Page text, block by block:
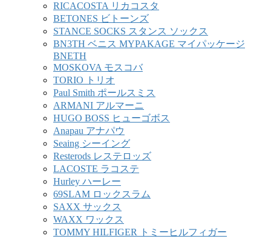
RICACOSTA リカコスタ
BETONES ビトーンズ
STANCE SOCKS スタンス ソックス
BN3TH ベニス MYPAKAGE マイパッケージ
BNETH
MOSKOVA モスコバ
TORIO トリオ
Paul Smith ポールスミス
ARMANI アルマーニ
HUGO BOSS ヒューゴボス
Anapau アナパウ
Seaing シーイング
Resterods レステロッズ
LACOSTE ラコステ
Hurley ハーレー
69SLAM ロックスラム
SAXX サックス
WAXX ワックス
TOMMY HILFIGER トミーヒルフィガー